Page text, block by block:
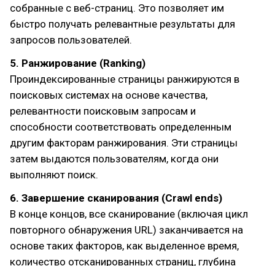
собранные с веб-страниц. Это позволяет им
быстро получать релевантные результаты для
запросов пользователей.
5. Ранжирование (Ranking)
Проиндексированные страницы ранжируются в
поисковых системах на основе качества,
релевантности поисковым запросам и
способности соответствовать определенным
другим факторам ранжирования. Эти страницы
затем выдаются пользователям, когда они
выполняют поиск.
6. Завершение сканирования (Crawl ends)
В конце концов, все сканирование (включая цикл
повторного обнаружения URL) заканчивается на
основе таких факторов, как выделенное время,
количество отсканированных страниц, глубина